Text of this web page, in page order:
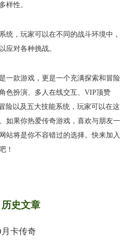
样性。
统，玩家可以在不同的战斗环境中，
应对各种挑战。
一款游戏，更是一个充满探索和冒险
色扮演、多人在线交互、VIP顶赞
险以及五大技能系统，玩家可以在这
如果你热爱传奇游戏，喜欢与朋友一
站将是你不容错过的选择。快来加入
！
历史文章
月卡传奇